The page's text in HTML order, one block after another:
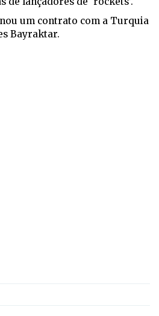
um contrato com a Turquia
Bayraktar.